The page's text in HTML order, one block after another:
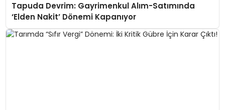
Tapuda Devrim: Gayrimenkul Alım-Satımında
‘Elden Nakit’ Dönemi Kapanıyor